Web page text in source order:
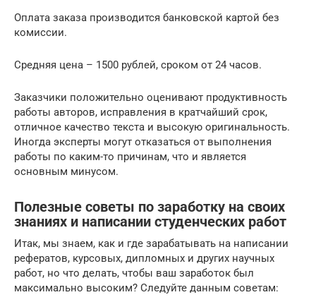
Оплата заказа производится банковской картой без
комиссии.
Средняя цена – 1500 рублей, сроком от 24 часов.
Заказчики положительно оценивают продуктивность
работы авторов, исправления в кратчайший срок,
отличное качество текста и высокую оригинальность.
Иногда эксперты могут отказаться от выполнения
работы по каким-то причинам, что и является
основным минусом.
Полезные советы по заработку на своих
знаниях и написании студенческих работ
Итак, мы знаем, как и где зарабатывать на написании
рефератов, курсовых, дипломных и других научных
работ, но что делать, чтобы ваш заработок был
максимально высоким? Следуйте данным советам: